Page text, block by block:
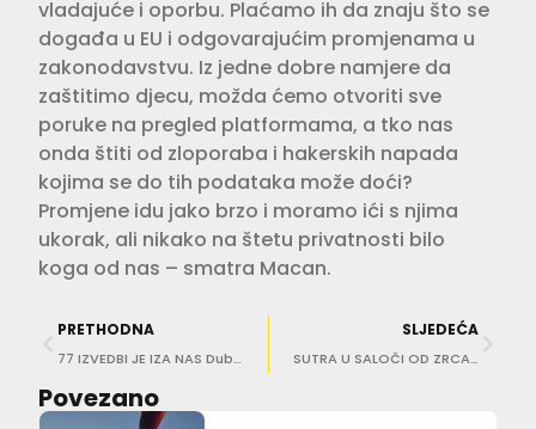
vladajuće i oporbu. Plaćamo ih da znaju što se
događa u EU i odgovarajućim promjenama u
zakonodavstvu. Iz jedne dobre namjere da
zaštitimo djecu, možda ćemo otvoriti sve
poruke na pregled platformama, a tko nas
onda štiti od zloporaba i hakerskih napada
kojima se do tih podataka može doći?
Promjene idu jako brzo i moramo ići s njima
ukorak, ali nikako na štetu privatnosti bilo
koga od nas – smatra Macan.
PRETHODNA
77 IZVEDBI JE IZA NAS Dubrovnik ponovno potvrdio status festivalske prijestolnice ljeta!
SLJEDEĆA
SUTRA U SALOČI OD ZRCALA Predstavljanje romana ‘Delfin’ Milane Vuković Runjić
Povezano